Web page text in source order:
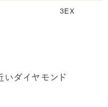
3EX
いダイヤモンド